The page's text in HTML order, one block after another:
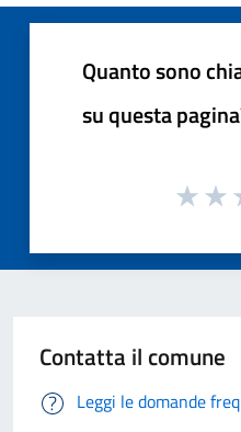
Quanto sono
su questa
Contatta il comune
Leggi le domande